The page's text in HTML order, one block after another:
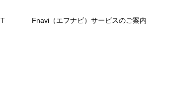
Fnavi（エフナビ）サービスのご案内